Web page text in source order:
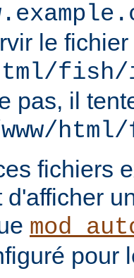
le fichier
pas, il
fichiers
d'afficher
pour